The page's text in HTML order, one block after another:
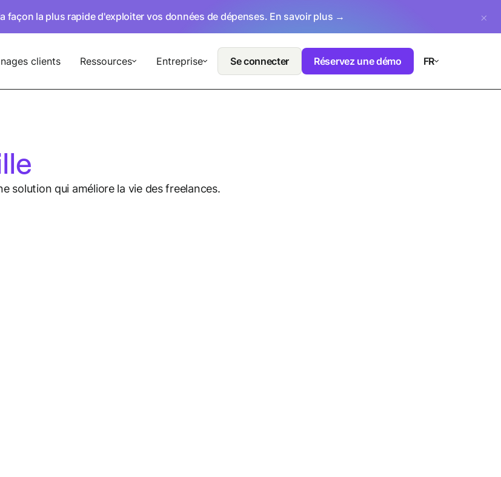
façon la plus rapide d'exploiter vos données de dépenses. En savoir plus →
clients Ressources Entreprise Se connecter Réservez une démo FR
solution qui améliore la vie des freelances.